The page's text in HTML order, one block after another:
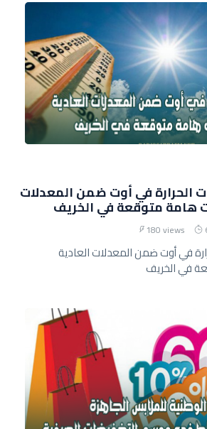
الحرارة في أوت ضمن المعدلات
هامة متوقعة في الخريف
180 views
في أوت ضمن المعدلات العادية
في الخريف